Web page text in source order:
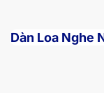
Dàn Loa Nghe